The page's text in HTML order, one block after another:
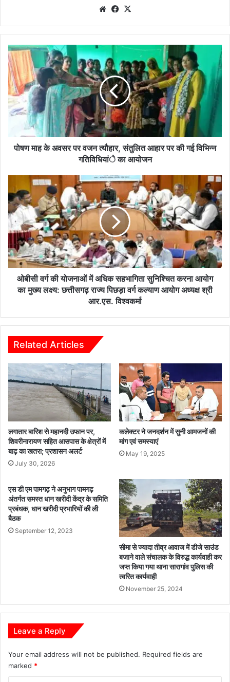
We
te
Fa
bo
ok
पो
ष
ण
मा
ह
के
अ
ज
न
त्यौ
हा
र
,
सं
तु
र
की
ग
ई
वि
भि
न्न
ग
ति
वि
धि
यांे
यो
ज
न
पोषण माह के अवसर पर वजन त्यौहार, संतुलित आहार पर की गई विभिन्न
गतिविधियांे का आयोजन
बी
सी
व
र्ग
की
यो
ज
ना
भा
गि
ता
सु
नि
श्चि
त
क
र
ना
आ
का
मु
ख्य
ल
रा
ज्य
ड़ा
व
र्ग
ओबीसी वर्ग की योजनाओं में अधिक सहभागिता सुनिश्चित करना आयोग
का मुख्य लक्ष्य: छत्तीसगढ़ राज्य पिछड़ा वर्ग कल्याण आयोग अध्यक्ष श्री
आर.एस. विश्वकर्मा
Related Articles
लगातार बारिश से महानदी उफान पर,
शिवरीनारायण सहित आसपास के क्षेत्रों में
बाढ़ का खतरा; प्रशासन अलर्ट
July 30, 2026
कलेक्टर ने जनदर्शन में सुनी आमजनों की
मांग एवं समस्याएं
May 19, 2025
एस डी एम पामगढ़ ने अनुभाग पामगढ़
अंतर्गत समस्त धान खरीदी केंद्र के समिति
प्रबंधक, धान खरीदी प्रभारियों की ली
बैठक
September 12, 2023
सीमा से ज्यादा तीव्र आवाज में डीजे साउंड
बजाने वाले संचालक के विरुद्ध कार्यवाही कर
जप्त किया गया थाना सारागांव पुलिस की
त्वरित कार्यवाही
November 25, 2024
Leave a Reply
Your email address will not be published. Required fields are
marked *